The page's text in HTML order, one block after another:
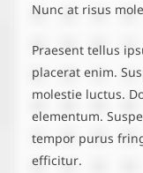
Nunc at risus
Praesent tellus
placerat enim.
molestie luctus.
elementum.
tempor purus
efficitur.